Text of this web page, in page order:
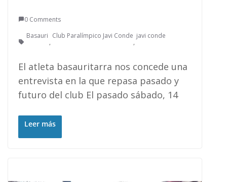
0 Comments
Basauri
,
Club Paralímpico Javi Conde
,
javi conde
El atleta basauritarra nos concede una
entrevista en la que repasa pasado y
futuro del club El pasado sábado, 14
Leer más